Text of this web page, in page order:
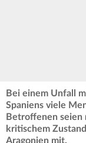
Bei einem Unfall
Spaniens viele
Betroffenen seien
kritischem
Aragonien mit.